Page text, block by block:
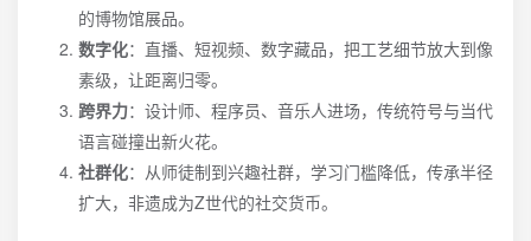
的博物馆展品。
数字化：直播、短视频、数字藏品，把工艺细节放大到像
素级，让距离归零。
跨界力：设计师、程序员、音乐人进场，传统符号与当代
语言碰撞出新火花。
社群化：从师徒制到兴趣社群，学习门槛降低，传承半径
扩大，非遗成为Z世代的社交货币。